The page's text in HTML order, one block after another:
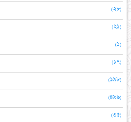
(২৮)
(২১)
(১)
(১৭)
(১৯৮)
(৪৯৯)
(৩৫)